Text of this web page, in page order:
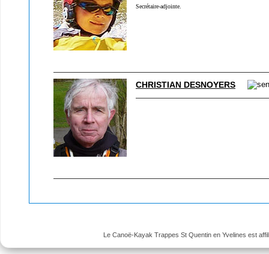
Secrétaire-adjointe.
CHRISTIAN DESNOYERS
Le Canoë-Kayak Trappes St Quentin en Yvelines est